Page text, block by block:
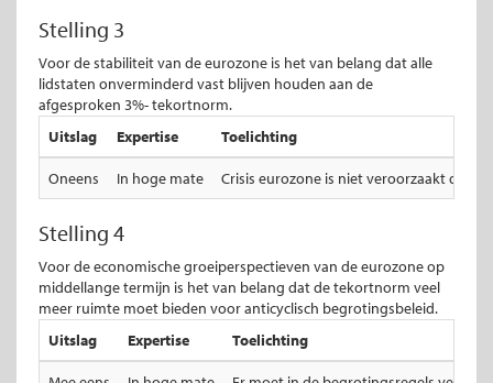
Stelling 3
Voor de stabiliteit van de eurozone is het van belang dat alle
lidstaten onverminderd vast blijven houden aan de
afgesproken 3%- tekortnorm.
Uitslag
Expertise Toelichting
Oneens In hoge mate Crisis eurozone is niet veroorzaakt door
Stelling 4
Voor de economische groeiperspectieven van de eurozone op
middellange termijn is het van belang dat de tekortnorm veel
meer ruimte moet bieden voor anticyclisch begrotingsbeleid.
Uitslag
Expertise Toelichting